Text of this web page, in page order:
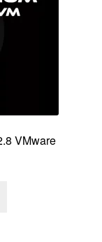
VMware